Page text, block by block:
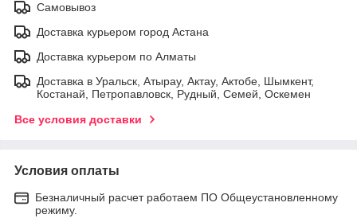
Самовывоз
Доставка курьером город Астана
Доставка курьером по Алматы
Доставка в Уральск, Атырау, Актау, Актобе, Шымкент,
Костанай, Петропавловск, Рудный, Семей, Оскемен
Все условия доставки
Условия оплаты
Безналичный расчет работаем ПО Общеустановленному
режиму.